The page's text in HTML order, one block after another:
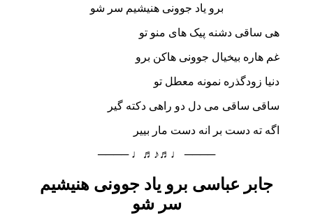
برو یاد جوونی هنیشیم سر شو
هی ساقی دشنه پیک های منو تو
غم هاره بیخیال جوونی هاکن برو
دنیا زودگذره نمونه معطل تو
ساقی ساقی می دل دو راهی دکته گیر
اگه ته دست بر انه دست مار بییر
──── ♩♬♪♬♩ ────
جابر عباسی برو یاد جوونی هنیشیم
سر شو